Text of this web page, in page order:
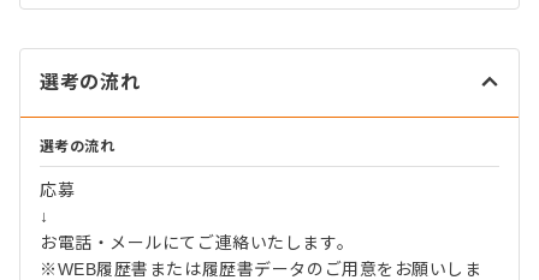
選考の流れ
選考の流れ
応募
↓
お電話・メールにてご連絡いたします。
※WEB履歴書または履歴書データのご用意をお願いしま